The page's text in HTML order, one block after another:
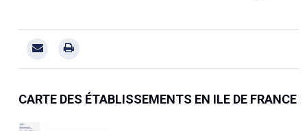
CARTE DES ÉTABLISSEMENTS EN ILE DE FRANCE